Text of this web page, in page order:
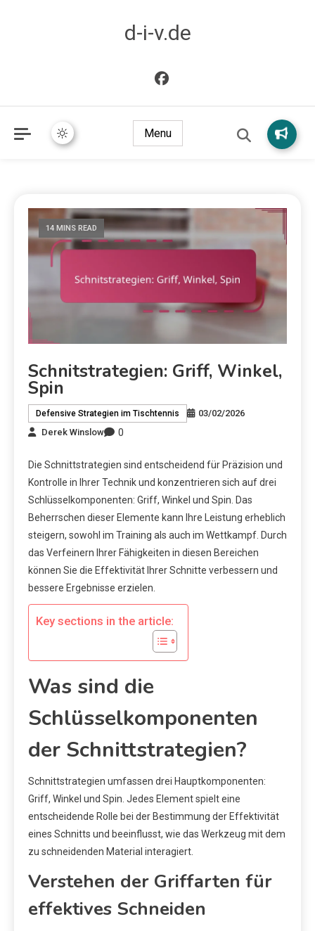
d-i-v.de
Menu
14 MINS READ
Schnitstrategien: Griff, Winkel,
Spin
Defensive Strategien im Tischtennis
03/02/2026
Derek Winslow
0
Die Schnittstrategien sind entscheidend für Präzision und
Kontrolle in Ihrer Technik und konzentrieren sich auf drei
Schlüsselkomponenten: Griff, Winkel und Spin. Das
Beherrschen dieser Elemente kann Ihre Leistung erheblich
steigern, sowohl im Training als auch im Wettkampf. Durch
das Verfeinern Ihrer Fähigkeiten in diesen Bereichen
können Sie die Effektivität Ihrer Schnitte verbessern und
bessere Ergebnisse erzielen.
Key sections in the article:
Was sind die
Schlüsselkomponenten
der Schnittstrategien?
Schnittstrategien umfassen drei Hauptkomponenten:
Griff, Winkel und Spin. Jedes Element spielt eine
entscheidende Rolle bei der Bestimmung der Effektivität
eines Schnitts und beeinflusst, wie das Werkzeug mit dem
zu schneidenden Material interagiert.
Verstehen der Griffarten für
effektives Schneiden